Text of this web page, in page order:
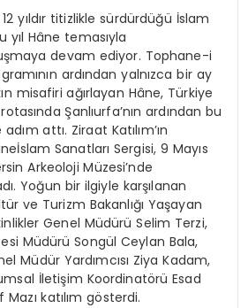
yıldır titizlikle sürdürdüğü İslam
yıl Hâne temasıyla
devam ediyor. Tophane-i
ardından yalnızca bir ay
misafiri ağırlayan Hâne, Türkiye
Şanlıurfa’nın ardından bu
adım attı. Ziraat Katılım’ın
İslam Sanatları Sergisi, 9 Mayıs
Arkeoloji Müzesi’nde
Yoğun bir ilgiyle karşılanan
ve Turizm Bakanlığı Yaşayan
Genel Müdürü Selim Terzi,
Müdürü Songül Ceylan Bala,
Müdür Yardımcısı ZiyaKadam,
İletişim Koordinatörü Esad
katılım gösterdi.